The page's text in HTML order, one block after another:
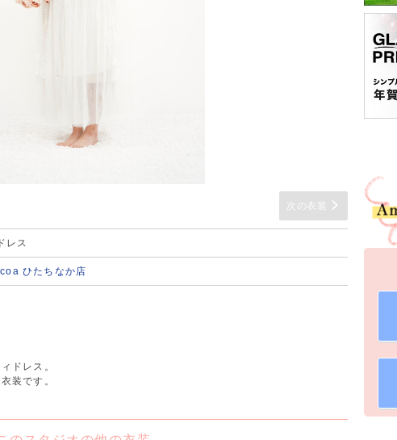
次の衣装
レス
ひたちなか店
ドレス。
装です。